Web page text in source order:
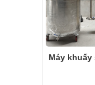
thi
Khuấy, trộn
nhau nên
Máy